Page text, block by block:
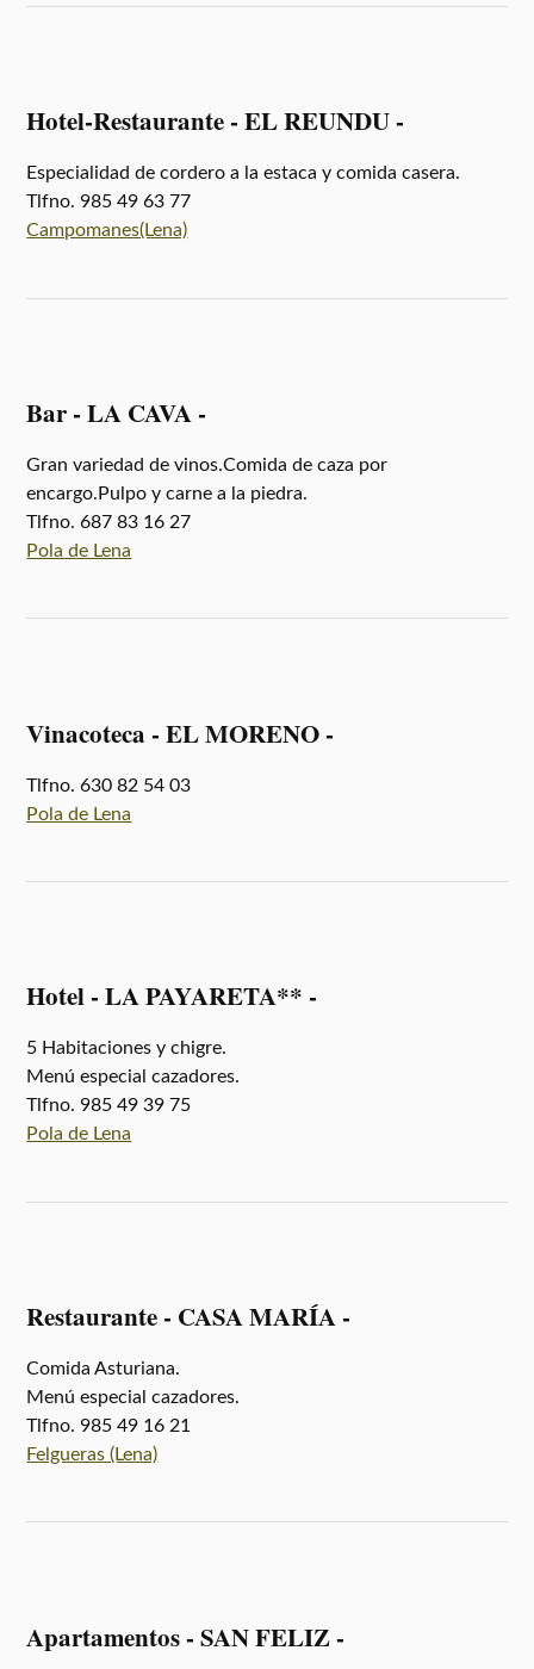
Hotel-Restaurante - EL REUNDU -
Especialidad de cordero a la estaca y comida casera.
Tlfno. 985 49 63 77
Campomanes(Lena)
Bar - LA CAVA -
Gran variedad de vinos.Comida de caza por
encargo.Pulpo y carne a la piedra.
Tlfno. 687 83 16 27
Pola de Lena
Vinacoteca - EL MORENO -
Tlfno. 630 82 54 03
Pola de Lena
Hotel - LA PAYARETA** -
5 Habitaciones y chigre.
Menú especial cazadores.
Tlfno. 985 49 39 75
Pola de Lena
Restaurante - CASA MARÍA -
Comida Asturiana.
Menú especial cazadores.
Tlfno. 985 49 16 21
Felgueras (Lena)
Apartamentos - SAN FELIZ -